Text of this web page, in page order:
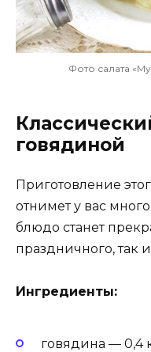
Фото салата
говядиной
Приготовление
отнимет у вас
блюдо станет
праздничного, так
Ингредиенты:
говядина — 0,4